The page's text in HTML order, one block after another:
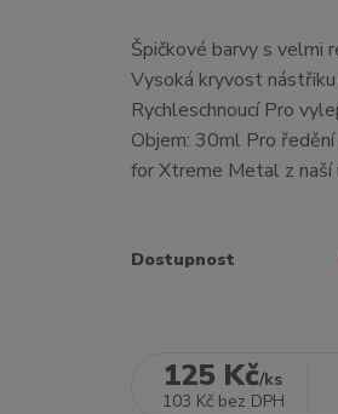
Špičkové barvy s velmi
Vysoká kryvost
Rychleschnoucí Pro
Objem: 30ml Pro
for Xtreme Metal z naší
Dostupnost
125 Kč/ks
103 Kč bez DPH